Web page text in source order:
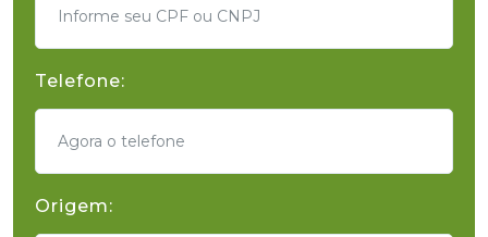
Telefone:
Origem: